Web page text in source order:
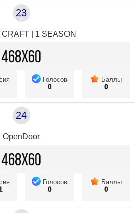
23
| 1 SEASON
Голосов
0
Баллы
0
24
OpenDoor
Голосов
0
Баллы
0